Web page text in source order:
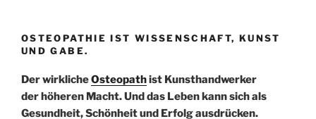
OSTEOPATHIE IST WISSENSCHAFT, KUNST
UND GABE.
Der wirklicheOsteopathist Kunsthandwerker
der höheren Macht. Und das Leben kann sich als
Gesundheit, Schönheit und Erfolg ausdrücken.